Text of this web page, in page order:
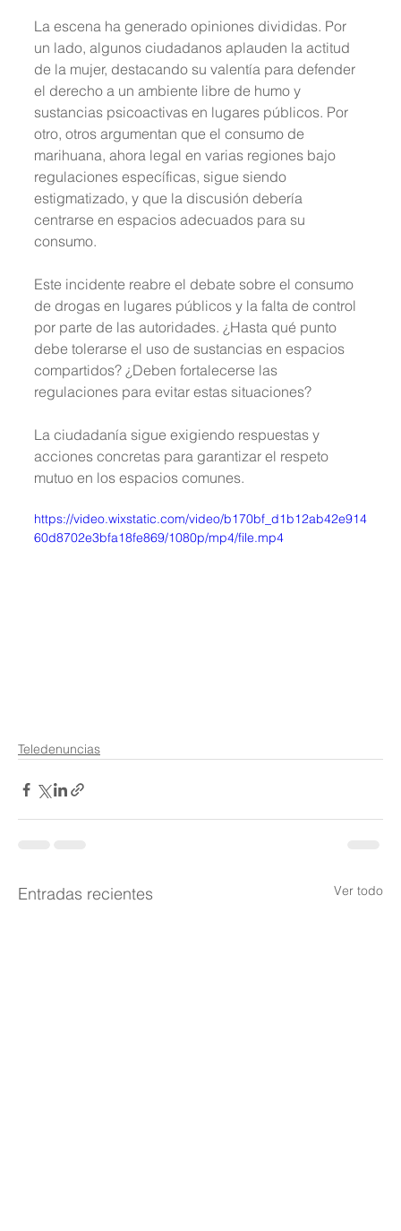
La escena ha generado opiniones divididas. Por
un lado, algunos ciudadanos aplauden la actitud
de la mujer, destacando su valentía para defender
el derecho a un ambiente libre de humo y
sustancias psicoactivas en lugares públicos. Por
otro, otros argumentan que el consumo de
marihuana, ahora legal en varias regiones bajo
regulaciones específicas, sigue siendo
estigmatizado, y que la discusión debería
centrarse en espacios adecuados para su
consumo.
Este incidente reabre el debate sobre el consumo
de drogas en lugares públicos y la falta de control
por parte de las autoridades. ¿Hasta qué punto
debe tolerarse el uso de sustancias en espacios
compartidos? ¿Deben fortalecerse las
regulaciones para evitar estas situaciones?
La ciudadanía sigue exigiendo respuestas y
acciones concretas para garantizar el respeto
mutuo en los espacios comunes.
https://video.wixstatic.com/video/b170bf_d1b12ab42e914
60d8702e3bfa18fe869/1080p/mp4/file.mp4
Teledenuncias
Entradas recientes Ver todo